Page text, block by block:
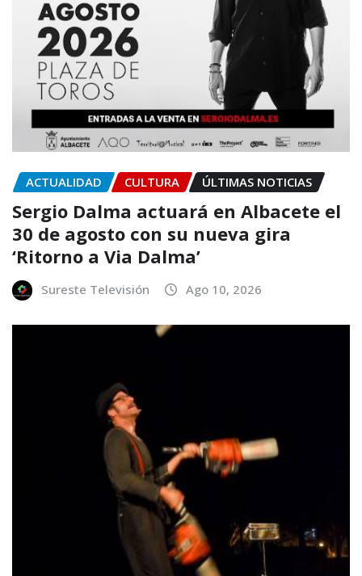
ACTUALIDAD CULTURA ÚLTIMAS NOTICIAS
Sergio Dalma actuará en Albacete el
30 de agosto con su nueva gira
‘Ritorno a Via Dalma’
Sureste Televisión Ago 10, 2026